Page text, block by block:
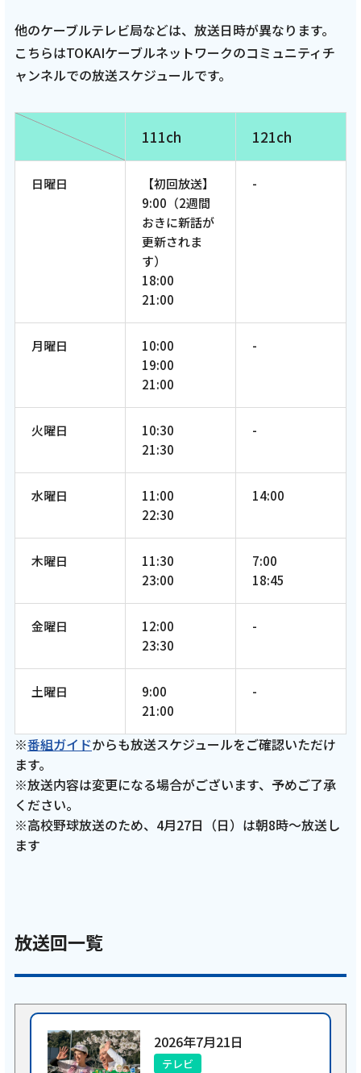
他のケーブルテレビ局などは、放送日時が異なります。
こちらはTOKAIケーブルネットワークのコミュニティチ
ャンネルでの放送スケジュールです。
111ch 121ch
日曜日
【初回放送】
9:00（2週間
おきに新話が
更新されま
す）
18:00
21:00
-
月曜日
10:00
19:00
21:00
-
火曜日
10:30
21:30
-
水曜日
11:00
22:30
14:00
木曜日
11:30
23:00
7:00
18:45
金曜日
12:00
23:30
-
土曜日
9:00
21:00
-
※番組ガイドからも放送スケジュールをご確認いただけ
ます。
※放送内容は変更になる場合がございます、予めご了承
ください。
※高校野球放送のため、4月27日（日）は朝8時～放送し
ます
放送回一覧
2026年7月21日
テレビ